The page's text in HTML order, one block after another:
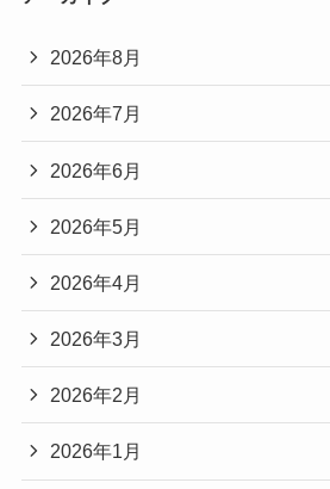
2026年8月
2026年7月
2026年6月
2026年5月
2026年4月
2026年3月
2026年2月
2026年1月